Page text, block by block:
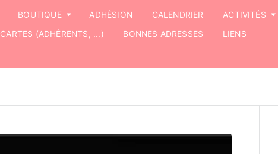
BOUTIQUE ADHÉSION CALENDRIER ACTIVITÉS
CARTES (ADHÉRENTS, ...) BONNES ADRESSES LIENS